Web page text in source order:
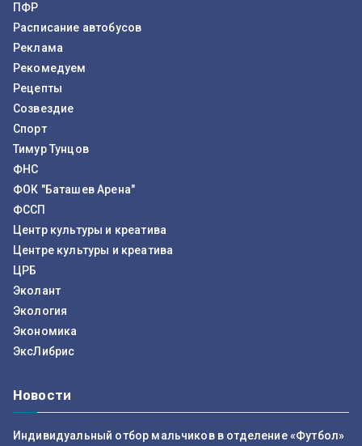
ПФР
Расписание автобусов
Реклама
Рекомедуем
Рецепты
Созвездие
Спорт
Тимур Тунцов
ФНС
ФОК "Баташев Арена"
ФССП
Центр культуры и креатива
Центре культуры и креатива
ЦРБ
Эколант
Экология
Экономика
ЭксЛибрис
Новости
Индивидуальный отбор мальчиков в отделение «Футбол»